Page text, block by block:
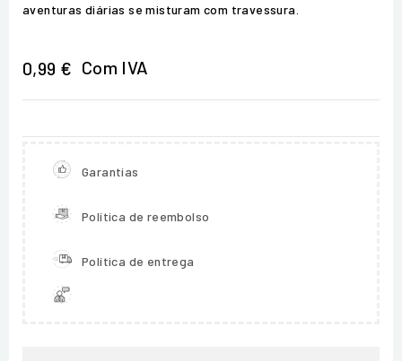
aventuras diárias se misturam com travessura.
0,99 € Com IVA
Garantias
Política de reembolso
Política de entrega